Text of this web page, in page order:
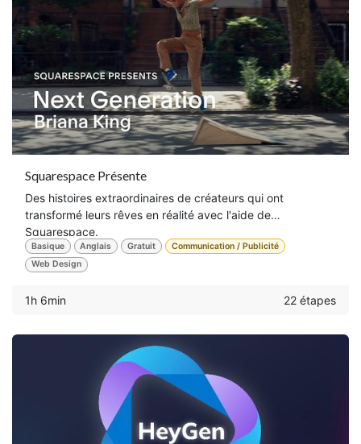
Squarespace Présente
Des histoires extraordinaires de créateurs qui ont
transformé leurs rêves en réalité avec l'aide de
Squarespace.
Basique Anglais Gratuit
Communication / Publicité
Web Design
1h 6min 22 étapes